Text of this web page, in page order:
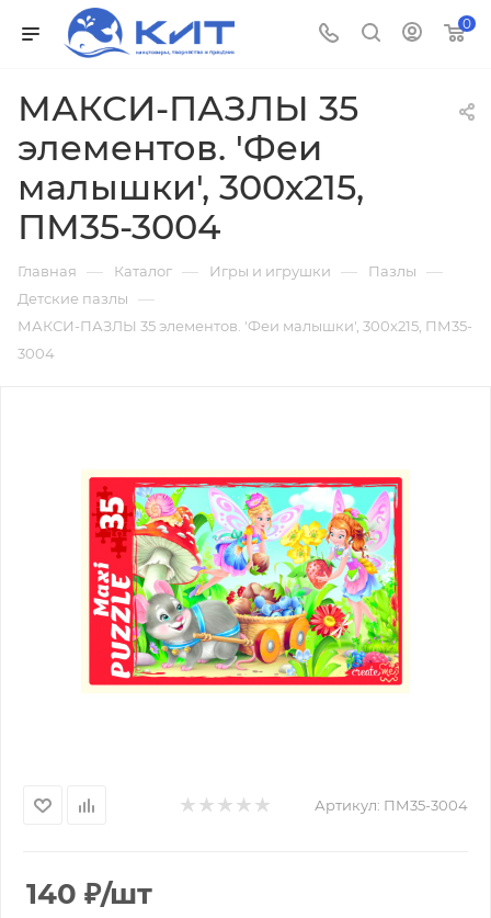
0
МАКСИ-ПАЗЛЫ 35
элементов. 'Феи
малышки', 300х215,
ПМ35-3004
Главная — Каталог — Игры и игрушки — Пазлы —
Детские пазлы —
МАКСИ-ПАЗЛЫ 35 элементов. 'Феи малышки', 300х215, ПМ35-
3004
Артикул: ПМ35-3004
140 ₽/шт